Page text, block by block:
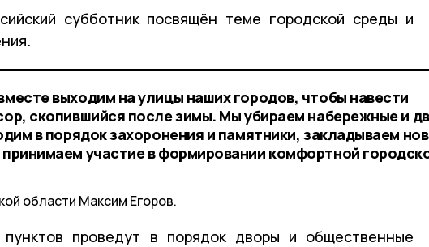
субботник посвящён теме городской среды и
выходим на улицы наших городов, чтобы навести
скопившийся после зимы. Мы убираем набережные и
в порядок захоронения и памятники, закладываем
участие в формировании комфортной
области Максим Егоров.
проведут в порядок дворы и общественные